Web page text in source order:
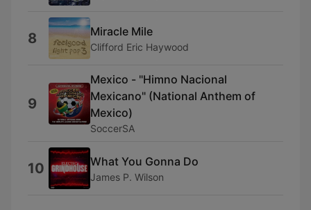
8 Miracle Mile
Clifford Eric Haywood
9
Mexico - "Himno Nacional
Mexicano" (National Anthem of
Mexico)
SoccerSA
10 What You Gonna Do
James P. Wilson